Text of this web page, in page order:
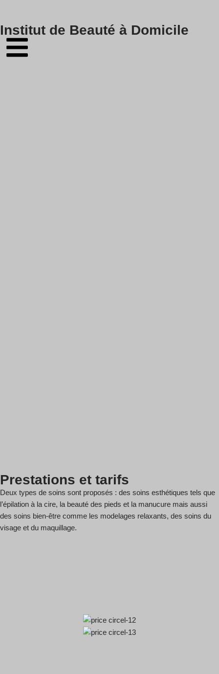
Skip
to
content
Institut de Beauté à Domicile
Prestations et tarifs
Deux types de soins sont proposés : des soins esthétiques tels que
l’épilation à la cire, la beauté des pieds et la manucure mais aussi
des soins bien-être comme les modelages relaxants, des soins du
visage et du maquillage.